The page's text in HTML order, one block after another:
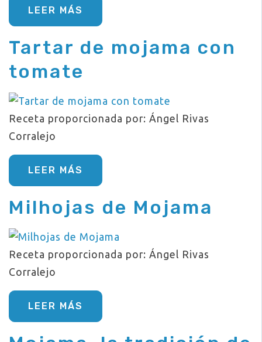
LEER MÁS
Tartar de mojama con
tomate
Receta proporcionada por: Ángel Rivas
Corralejo
LEER MÁS
Milhojas de Mojama
Receta proporcionada por: Ángel Rivas
Corralejo
LEER MÁS